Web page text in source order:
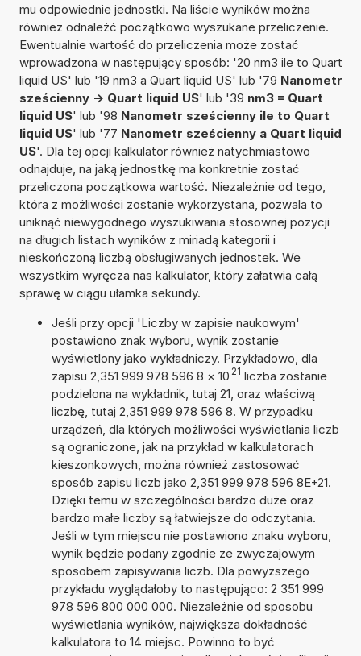
mu odpowiednie jednostki. Na liście wyników można
również odnaleźć początkowo wyszukane przeliczenie.
Ewentualnie wartość do przeliczenia może zostać
wprowadzona w następujący sposób: '20 nm3 ile to Quart
liquid US' lub '19 nm3 a Quart liquid US' lub '79 Nanometr
sześcienny -> Quart liquid US' lub '39 nm3 = Quart
liquid US' lub '98 Nanometr sześcienny ile to Quart
liquid US' lub '77 Nanometr sześcienny a Quart liquid
US'. Dla tej opcji kalkulator również natychmiastowo
odnajduje, na jaką jednostkę ma konkretnie zostać
przeliczona początkowa wartość. Niezależnie od tego,
która z możliwości zostanie wykorzystana, pozwala to
uniknąć niewygodnego wyszukiwania stosownej pozycji
na długich listach wyników z miriadą kategorii i
nieskończoną liczbą obsługiwanych jednostek. We
wszystkim wyręcza nas kalkulator, który załatwia całą
sprawę w ciągu ułamka sekundy.
Jeśli przy opcji 'Liczby w zapisie naukowym'
postawiono znak wyboru, wynik zostanie
wyświetlony jako wykładniczy. Przykładowo, dla
zapisu 2,351 999 978 596 8 × 10 21 liczba zostanie
podzielona na wykładnik, tutaj 21, oraz właściwą
liczbę, tutaj 2,351 999 978 596 8. W przypadku
urządzeń, dla których możliwości wyświetlania liczb
są ograniczone, jak na przykład w kalkulatorach
kieszonkowych, można również zastosować
sposób zapisu liczb jako 2,351 999 978 596 8E+21.
Dzięki temu w szczególności bardzo duże oraz
bardzo małe liczby są łatwiejsze do odczytania.
Jeśli w tym miejscu nie postawiono znaku wyboru,
wynik będzie podany zgodnie ze zwyczajowym
sposobem zapisywania liczb. Dla powyższego
przykładu wyglądałoby to następująco: 2 351 999
978 596 800 000 000. Niezależnie od sposobu
wyświetlania wyników, największa dokładność
kalkulatora to 14 miejsc. Powinno to być